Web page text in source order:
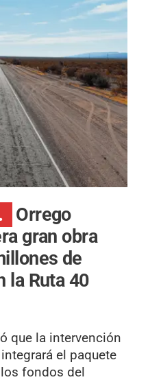
Orrego
gran obra
de
la Ruta 40
que la intervención
el paquete
fondos del